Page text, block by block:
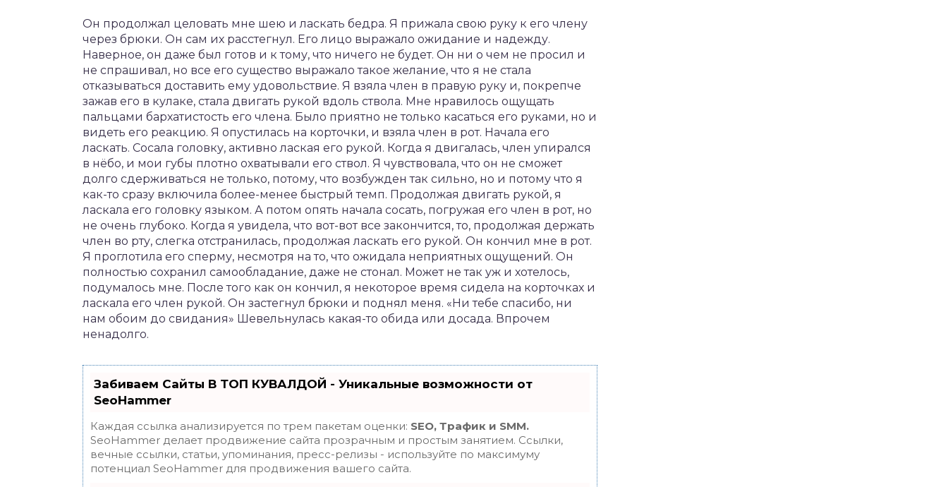
Он продолжал целовать мне шею и ласкать бедра. Я прижала свою руку к его члену
через брюки. Он сам их расстегнул. Его лицо выражало ожидание и надежду.
Наверное, он даже был готов и к тому, что ничего не будет. Он ни о чем не просил и
не спрашивал, но все его существо выражало такое желание, что я не стала
отказываться доставить ему удовольствие. Я взяла член в правую руку и, покрепче
зажав его в кулаке, стала двигать рукой вдоль ствола. Мне нравилось ощущать
пальцами бархатистость его члена. Было приятно не только касаться его руками, но и
видеть его реакцию. Я опустилась на корточки, и взяла член в рот. Начала его
ласкать. Сосала головку, активно лаская его рукой. Когда я двигалась, член упирался
в нёбо, и мои губы плотно охватывали его ствол. Я чувствовала, что он не сможет
долго сдерживаться не только, потому, что возбужден так сильно, но и потому что я
как-то сразу включила более-менее быстрый темп. Продолжая двигать рукой, я
ласкала его головку языком. А потом опять начала сосать, погружая его член в рот, но
не очень глубоко. Когда я увидела, что вот-вот все закончится, то, продолжая держать
член во рту, слегка отстранилась, продолжая ласкать его рукой. Он кончил мне в рот.
Я проглотила его сперму, несмотря на то, что ожидала неприятных ощущений. Он
полностью сохранил самообладание, даже не стонал. Может не так уж и хотелось,
подумалось мне. После того как он кончил, я некоторое время сидела на корточках и
ласкала его член рукой. Он застегнул брюки и поднял меня. «Ни тебе спасибо, ни
нам обоим до свидания» Шевельнулась какая-то обида или досада. Впрочем
ненадолго.
Забиваем Сайты В ТОП КУВАЛДОЙ - Уникальные возможности от
SeoHammer
Каждая ссылка анализируется по трем пакетам оценки: SEO, Трафик и SMM.
SeoHammer делает продвижение сайта прозрачным и простым занятием. Ссылки,
вечные ссылки, статьи, упоминания, пресс-релизы - используйте по максимуму
потенциал SeoHammer для продвижения вашего сайта.